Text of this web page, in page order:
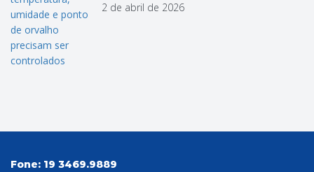
2 de abril de 2026
Fone: 19 3469.9889